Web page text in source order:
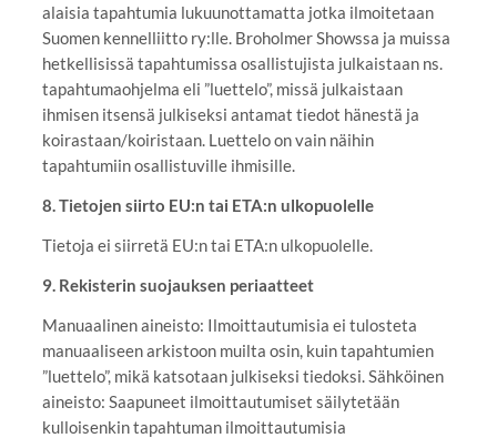
alaisia tapahtumia lukuunottamatta jotka ilmoitetaan
Suomen kennelliitto ry:lle. Broholmer Showssa ja muissa
hetkellisissä tapahtumissa osallistujista julkaistaan ns.
tapahtumaohjelma eli ”luettelo”, missä julkaistaan
ihmisen itsensä julkiseksi antamat tiedot hänestä ja
koirastaan/koiristaan. Luettelo on vain näihin
tapahtumiin osallistuville ihmisille.
8. Tietojen siirto EU:n tai ETA:n ulkopuolelle
Tietoja ei siirretä EU:n tai ETA:n ulkopuolelle.
9. Rekisterin suojauksen periaatteet
Manuaalinen aineisto: Ilmoittautumisia ei tulosteta
manuaaliseen arkistoon muilta osin, kuin tapahtumien
”luettelo”, mikä katsotaan julkiseksi tiedoksi. Sähköinen
aineisto: Saapuneet ilmoittautumiset säilytetään
kulloisenkin tapahtuman ilmoittautumisia